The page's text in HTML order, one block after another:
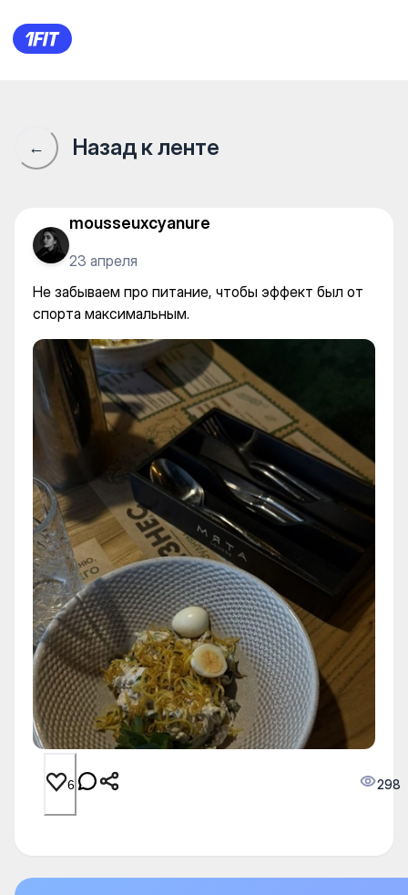
Не забываем про питание,
← Назад к ленте
mousseuxcyanure
23 апреля
Не забываем про питание, чтобы эффект был от
спорта максимальным.
6 298